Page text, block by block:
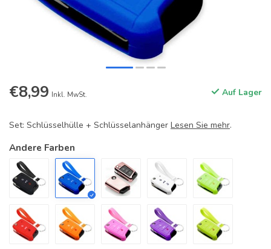
€8,99 Inkl. MwSt. Auf Lager
Set: Schlüsselhülle + Schlüsselanhänger Lesen Sie mehr.
Andere Farben